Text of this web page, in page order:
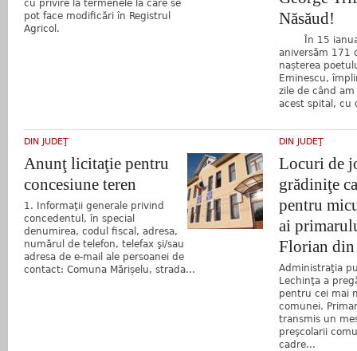
cu privire la termenele la care se
pot face modificări în Registrul
Agricol.
Năsăud!
În 15
aniversăm 171
nașterea
Eminescu,
zile de când
acest spital, cu
DIN JUDEŢ
Anunţ licitaţie pentru
concesiune teren
1. Informaţii generale privind
concedentul, în special
denumirea, codul fiscal, adresa,
numărul de telefon, telefax şi/sau
adresa de e-mail ale persoanei de
contact: Comuna Mărișelu, strada...
DIN JUDEŢ
Locuri de
grădiniţe
pentru
ai
Florian
Administraţia
Lechinţa a
pentru cei mai
comunei.
transmis un
preşcolarii
cadre...